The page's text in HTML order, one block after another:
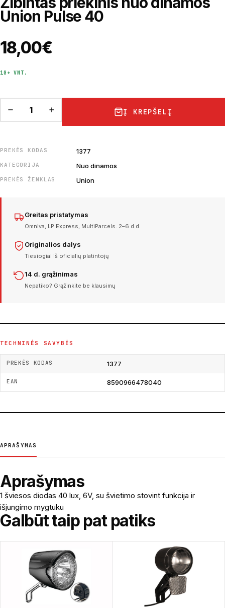
Union Pulse 40
18,00€
10+ VNT.
Į KREPŠELĮ
PREKĖS KODAS 1377
KATEGORIJA Nuo dinamos
PREKĖS ŽENKLAS Union
Greitas pristatymas
Omniva, LP Express, MultiParcels. 2–6 d.d.
Originalios dalys
Tiesiogiai iš oficialių platintojų
14 d. grąžinimas
Nepatiko? Grąžinkite be klausimų
TECHNINĖS SAVYBĖS
PREKĖS KODAS 1377
EAN 8590966478040
APRAŠYMAS
Aprašymas
1 šviesos diodas 40 lux, 6V, su švietimo stovint funkcija ir
išjungimo mygtuku
Galbūt taip pat patiks